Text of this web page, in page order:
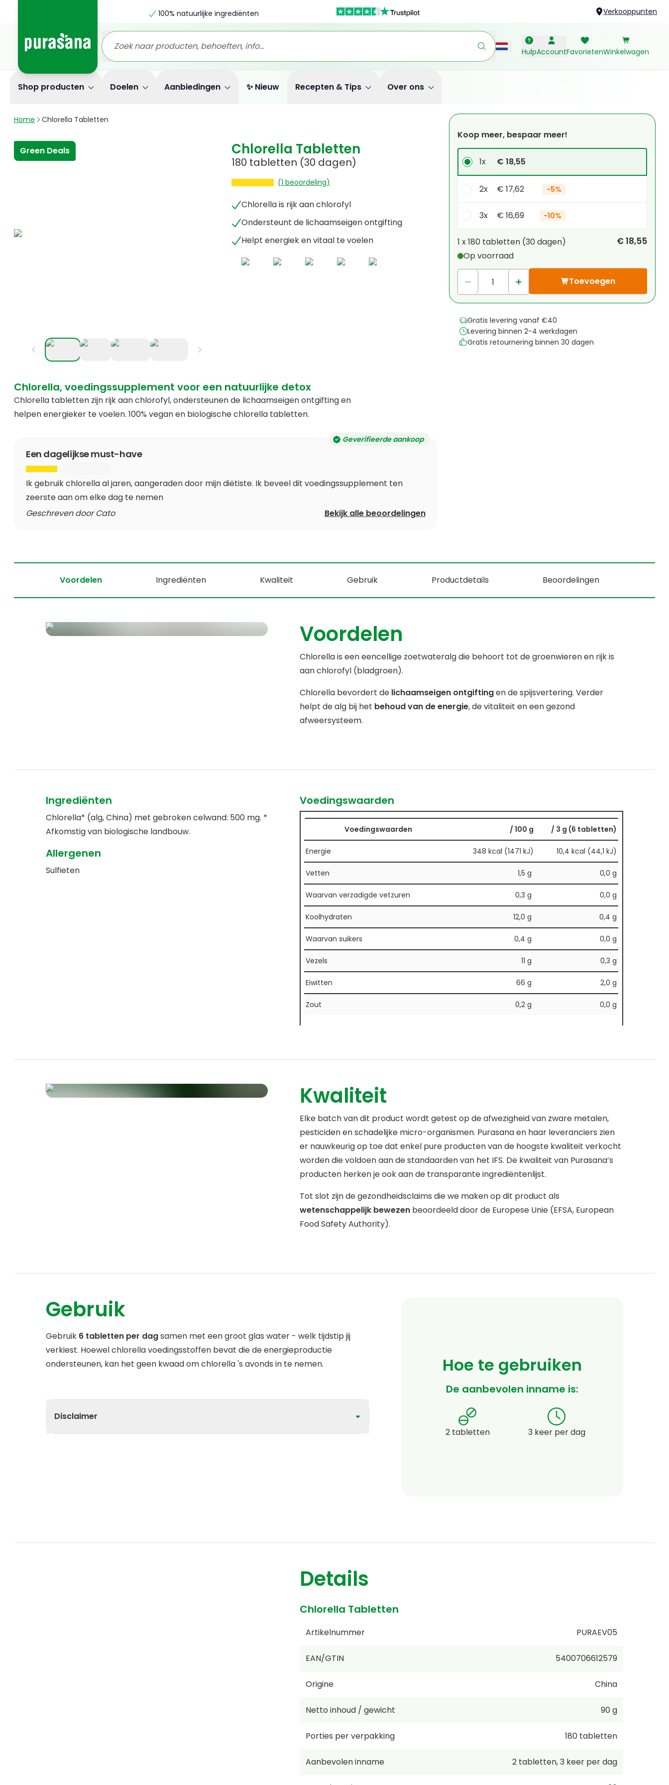
100% natuurlijke ingrediënten Verkooppunten
HulpAccountFavorietenWinkelwagen
Shop producten Doelen Aanbiedingen ✨ Nieuw Recepten & Tips Over ons
Home Chlorella Tabletten
Green Deals Chlorella Tabletten
180 tabletten (30 dagen)
(1 beoordeling)
Chlorella is rijk aan chlorofyl
Ondersteunt de lichaamseigen ontgifting
Helpt energiek en vitaal te voelen
Koop meer, bespaar meer!
1x € 18,55
2x € 17,62 -5%
3x € 16,69 -10%
Je persoonlijke korting
1x € 0,00
1 x180 tabletten (30dagen)
Op voorraad
€ 18,55
Toevoegen
Gratis levering vanaf €40
Levering binnen 2-4 werkdagen
Gratis retournering binnen 30 dagen
Chlorella, voedingssupplement voor een natuurlijke detox
Chlorella tabletten zijn rijk aan chlorofyl, ondersteunen de lichaamseigen ontgifting en
helpen energieker te voelen. 100% vegan en biologische chlorella tabletten.
Geverifieerde aankoop
Een dagelijkse must-have
Ik gebruik chlorella al jaren, aangeraden door mijn diëtiste. Ik beveel dit voedingssupplement ten
zeerste aan om elke dag te nemen
Geschreven door Cato
Bekijk alle beoordelingen
Voordelen Ingrediënten Kwaliteit Gebruik Productdetails Beoordelingen
Voordelen
Chlorella is een eencellige zoetwateralg die behoort tot de groenwieren en rijk is
aan chlorofyl (bladgroen).
Chlorella bevordert de lichaamseigen ontgiftingen de spijsvertering. Verder
helpt de alg bij het behoud van de energie, de vitaliteit en een gezond
afweersysteem.
Ingrediënten
Chlorella* (alg, China) met gebroken celwand: 500 mg. *
Afkomstig van biologische landbouw.
Allergenen
Sulfieten
Voedingswaarden
Voedingswaarden / 100 g / 3 g (6 tabletten)
Energie 348 kcal (1471 kJ) 10,4 kcal (44,1 kJ)
Vetten 1,5 g 0,0 g
Waarvan verzadigde vetzuren 0,3 g 0,0 g
Koolhydraten 12,0 g 0,4 g
Waarvan suikers 0,4 g 0,0 g
Vezels 11 g 0,3 g
Eiwitten 66 g 2,0 g
Zout 0,2 g 0,0 g
Kwaliteit
Elke batch van dit product wordt getest op de afwezigheid van zware metalen,
pesticiden en schadelijke micro-organismen. Purasana en haar leveranciers zien
er nauwkeurig op toe dat enkel pure producten van de hoogste kwaliteit verkocht
worden die voldoen aan de standaarden van het IFS. De kwaliteit van Purasana’s
producten herken je ook aan de transparante ingrediëntenlijst.
Tot slot zijn de gezondheidsclaims die we maken op dit product als
wetenschappelijk bewezenbeoordeeld door de Europese Unie (EFSA, European
Food Safety Authority).
Hoe te gebruiken
De aanbevolen inname is:
2 tabletten 3 keer per dag
Gebruik
Gebruik 6 tabletten per dagsamen met een groot glas water - welk tijdstip jij
verkiest. Hoewel chlorella voedingsstoffen bevat die de energieproductie
ondersteunen, kan het geen kwaad om chlorella 's avonds in te nemen.
Disclaimer
Details
Chlorella Tabletten
Artikelnummer PURAEV05
EAN/GTIN 5400706612579
Origine China
Netto inhoud / gewicht 90 g
Porties per verpakking 180 tabletten
Aanbevolen inname 2 tabletten,3 keer per dag